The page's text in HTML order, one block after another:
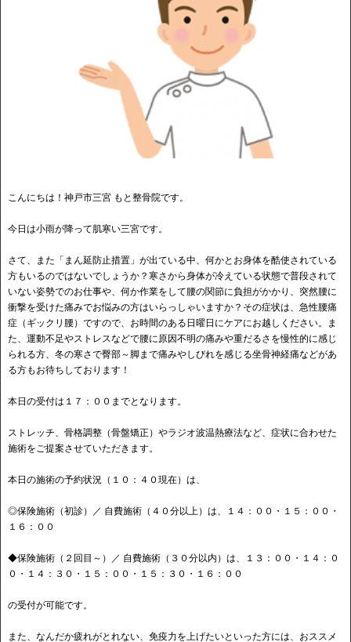
こんにちは！神戸市三宮 もと整骨院です。
今日は小雨が降って肌寒い三宮です。
さて、また「まん延防止措置」が出ている中、何かとお身体を酷使されている
方もいるのではないでしょうか？寒さから身体が冷えている状態で普段されて
いない姿勢でのお仕事や、何か作業をして腰の関節に負担がかかり、突然腰に
衝撃を受けた痛みでお悩みの方はいらっしゃいますか？その症状は、急性腰痛
症（ギックリ腰）ですので、お時間のある日曜日にケアにお越しください。ま
た、運動不足やストレスなどで腰に原因不明の痛みや重だるさを慢性的に感じ
られる方、冬の寒さで臀部～脚まで痛みやしびれを感じる坐骨神経痛などがあ
る方もお待ちしております！
本日の受付は１７：００までとなります。
ストレッチ、骨格調整（骨盤矯正）やラジオ波温熱療法など、症状に合わせた
施術をご提案させていただきます。
本日の施術の予約状況（１０：４０現在）は、
◎保険施術（初診）／ 自費施術（４０分以上）は、１４：００・１５：００・
１６：００
◆保険施術（２回目～）／ 自費施術（３０分以内）は、１３：００・１４：０
０・１４：３０・１５：００・１５：３０・１６：００
の受付が可能です。
また、なんだか疲れがとれない、免疫力を上げたいといった方には、おススメ